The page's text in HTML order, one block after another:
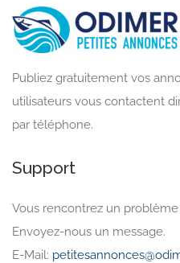
Publiez gratuitement vos
utilisateurs vous contactent
par téléphone.
Support
Vous rencontrez un
Envoyez-nous un message.
E-Mail: